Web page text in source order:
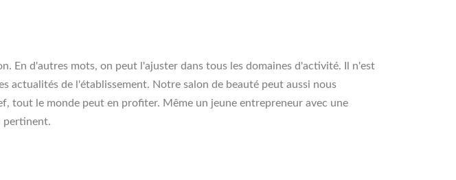
En d'autres mots, on peut l'ajuster dans tous les domaines d'activité. Il n'est
actualités de l'établissement. Notre salon de beauté peut aussi nous
tout le monde peut en profiter. Même un jeune entrepreneur avec une
pertinent.